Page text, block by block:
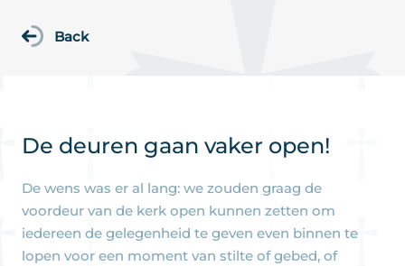
Back
De deuren gaan vaker open!
De wens was er al lang: we zouden graag de
voordeur van de kerk open kunnen zetten om
iedereen de gelegenheid te geven even binnen te
lopen voor een moment van stilte of gebed, of